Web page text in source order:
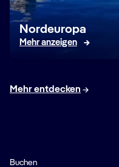
Nordeuropa
Mehr anzeigen
Mehr entdecken
Buchen